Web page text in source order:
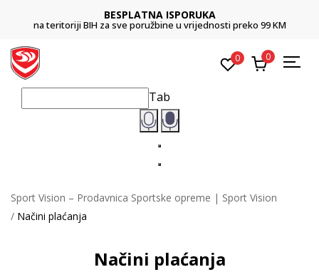
BESPLATNA ISPORUKA
na teritoriji BIH za sve poružbine u vrijednosti preko 99 KM
0 0
Tab
Sport Vision – Prodavnica Sportske opreme | Sport Vision
Načini plaćanja
Načini plaćanja